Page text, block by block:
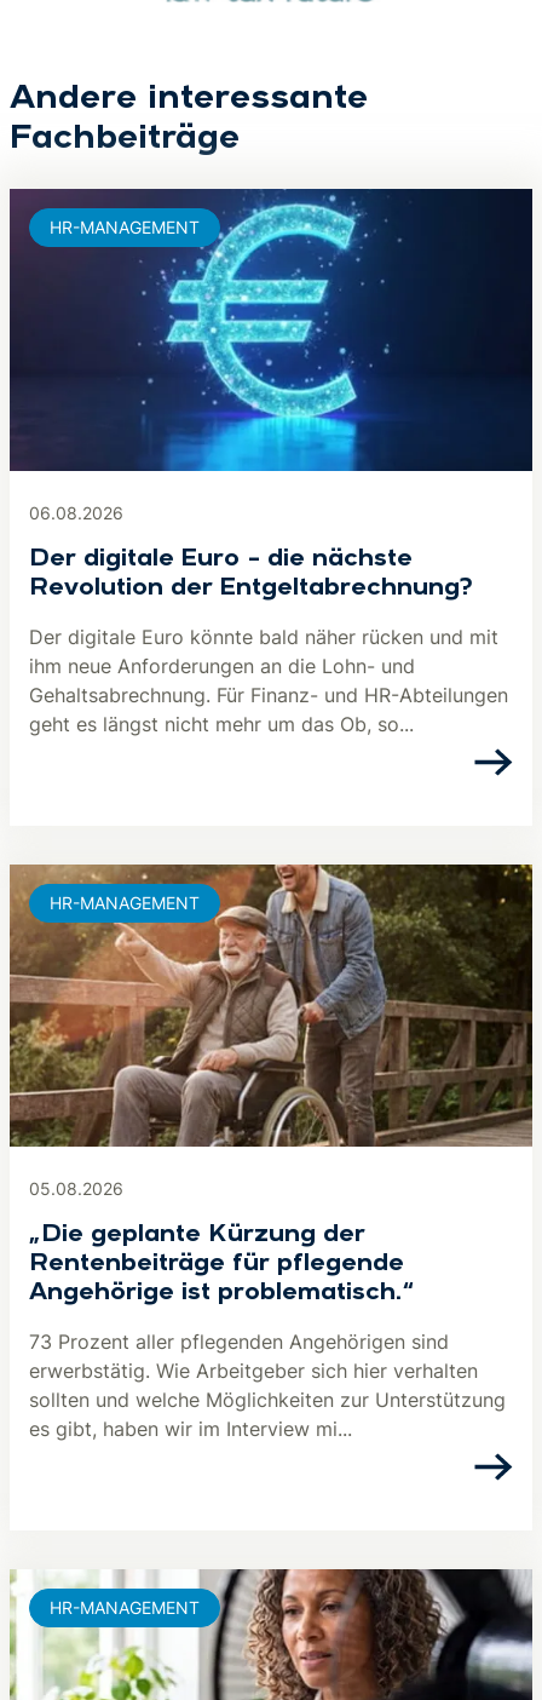
Andere interessante
Fachbeiträge
06.08.2026
Der digitale Euro – die nächste
Revolution der Entgeltabrechnung?
Der digitale Euro könnte bald näher rücken und mit
ihm neue Anforderungen an die Lohn- und
Gehaltsabrechnung. Für Finanz- und HR-Abteilungen
geht es längst nicht mehr um das Ob, so...
HR-MANAGEMENT
05.08.2026
„Die geplante Kürzung der
Rentenbeiträge für pflegende
Angehörige ist problematisch.“
73 Prozent aller pflegenden Angehörigen sind
erwerbstätig. Wie Arbeitgeber sich hier verhalten
sollten und welche Möglichkeiten zur Unterstützung
es gibt, haben wir im Interview mi...
HR-MANAGEMENT
HR-MANAGEMENT